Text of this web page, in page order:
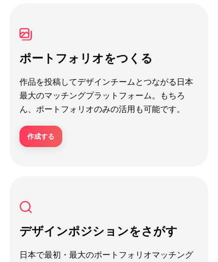
ポートフォリオをつくる
作品を投稿してデザインチームとつながる日本
最大のマッチングプラットフォーム。もちろ
ん、ポートフォリオのみの活用も可能です。
作成する
デザインポジションをさがす
日本で最初・最大のポートフォリオマッチング